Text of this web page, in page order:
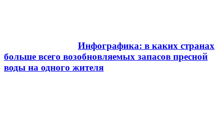
Инфографика: в каких странах
больше всего возобновляемых запасов пресной
воды на одного жителя